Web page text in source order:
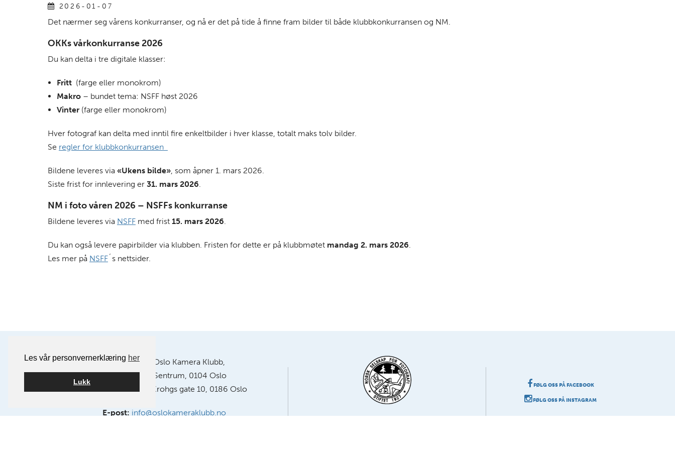
Les vår personvernerklæring her
Lukk
2026-01-07
Det nærmer seg vårens konkurranser, og nå er det på tide å finne fram bilder til både klubbkonkurransen og NM.
OKKs vårkonkurranse 2026
Du kan delta i tre digitale klasser:
Fritt (farge eller monokrom)
Makro– bundet tema: NSFF høst 2026
Vinter(farge eller monokrom)
Hver fotograf kan delta med inntil fire enkeltbilder i hver klasse, totalt maks tolv bilder.
Se regler for klubbkonkurransen
Bildene leveres via «Ukens bilde», som åpner 1. mars 2026.
Siste frist for innlevering er 31. mars 2026.
NM i foto våren 2026 – NSFFs konkurranse
Bildene leveres via NSFF med frist 15. mars 2026.
Du kan også levere papirbilder via klubben. Fristen for dette er på klubbmøtet mandag 2. mars 2026.
Les mer på NSFF ´s nettsider.
Postadresse:
Oslo Kamera Klubb,
Postboks 1121 Sentrum, 0104 Oslo
Chr. Krohgs gate 10, 0186 Oslo
E-post: info@oslokameraklubb.no
FØLG OSS PÅ FACEBOOK
FØLG OSS PÅ INSTAGRAM